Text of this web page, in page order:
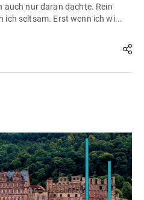
auch nur daran dachte. Rein
ich seltsam. Erst wenn ich wi...